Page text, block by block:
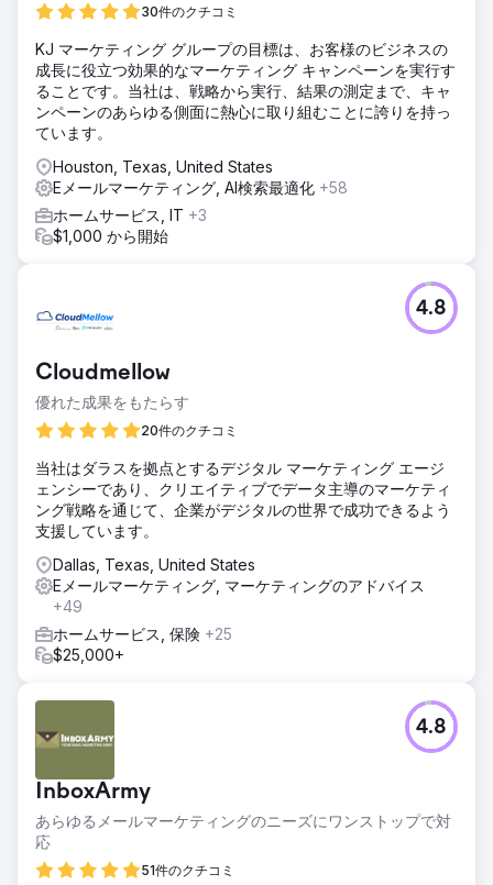
30件のクチコミ
KJ マーケティング グループの目標は、お客様のビジネスの
成長に役立つ効果的なマーケティング キャンペーンを実行す
ることです。当社は、戦略から実行、結果の測定まで、キャ
ンペーンのあらゆる側面に熱心に取り組むことに誇りを持っ
ています。
Houston, Texas, United States
Eメールマーケティング, AI検索最適化 +58
ホームサービス, IT +3
$1,000 から開始
Cloudmellow
優れた成果をもたらす
20件のクチコミ
4.8
当社はダラスを拠点とするデジタル マーケティング エージ
ェンシーであり、クリエイティブでデータ主導のマーケティ
ング戦略を通じて、企業がデジタルの世界で成功できるよう
支援しています。
Dallas, Texas, United States
Eメールマーケティング, マーケティングのアドバイス
+49
ホームサービス, 保険 +25
$25,000+
InboxArmy
あらゆるメールマーケティングのニーズにワンストップで対
応
51件のクチコミ
4.8